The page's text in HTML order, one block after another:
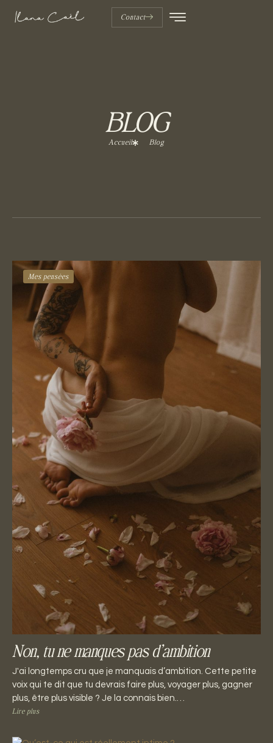
Contact
BLOG
Accueil Blog
Mes pensées
Non, tu ne manques pas d’ambition
J'ai longtemps cru que je manquais d’ambition. Cette petite
voix qui te dit que tu devrais faire plus, voyager plus, gagner
plus, être plus visible ? Je la connais bien.…
Lire plus